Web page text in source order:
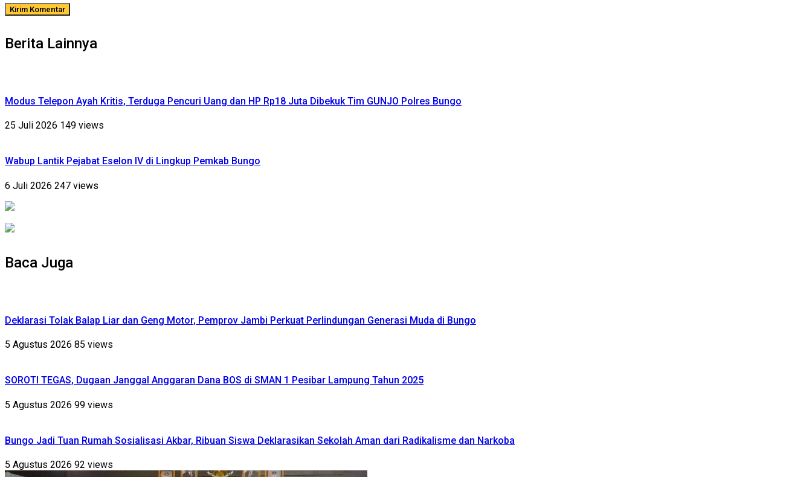
Berita Lainnya
Modus Telepon Ayah Kritis, Terduga Pencuri Uang dan HP Rp18 Juta Dibekuk Tim GUNJO Polres Bungo
25 Juli 2026 149 views
Wabup Lantik Pejabat Eselon IV di Lingkup Pemkab Bungo
6 Juli 2026 247 views
Baca Juga
Deklarasi Tolak Balap Liar dan Geng Motor, Pemprov Jambi Perkuat Perlindungan Generasi Muda di Bungo
5 Agustus 2026 85 views
SOROTI TEGAS, Dugaan Janggal Anggaran Dana BOS di SMAN 1 Pesibar Lampung Tahun 2025
5 Agustus 2026 99 views
Bungo Jadi Tuan Rumah Sosialisasi Akbar, Ribuan Siswa Deklarasikan Sekolah Aman dari Radikalisme dan Narkoba
5 Agustus 2026 92 views